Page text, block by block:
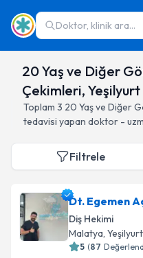
Doktor, klinik ara...
20 Yaş ve Diğer
Çekimleri,
Toplam 3 20 Yaş ve Diğer
tedavisi yapan doktor -
Filtrele
Dt. Egemen
Diş Hekimi
Malatya, Yeşilyurt
5 (87